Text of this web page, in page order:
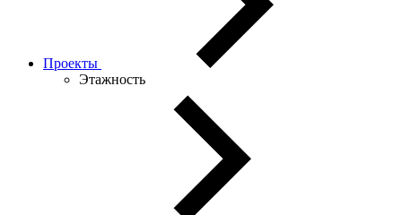
Проекты
Этажность